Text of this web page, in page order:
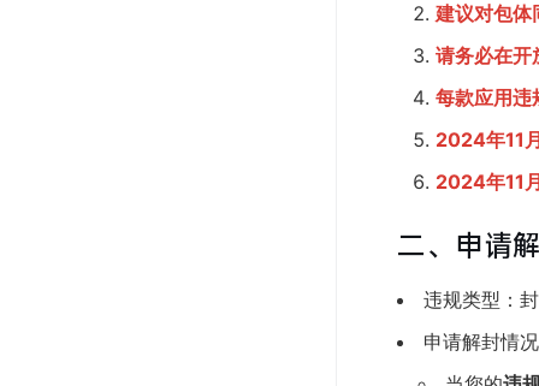
建议对包体
请务必在开
每款应用违
2024年11
2024年11
二、申请
违规类型：
申请解封情